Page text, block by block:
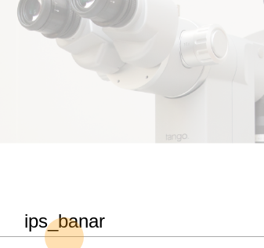
ips_banar